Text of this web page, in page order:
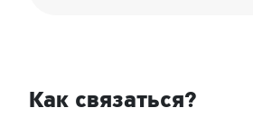
Как связаться?